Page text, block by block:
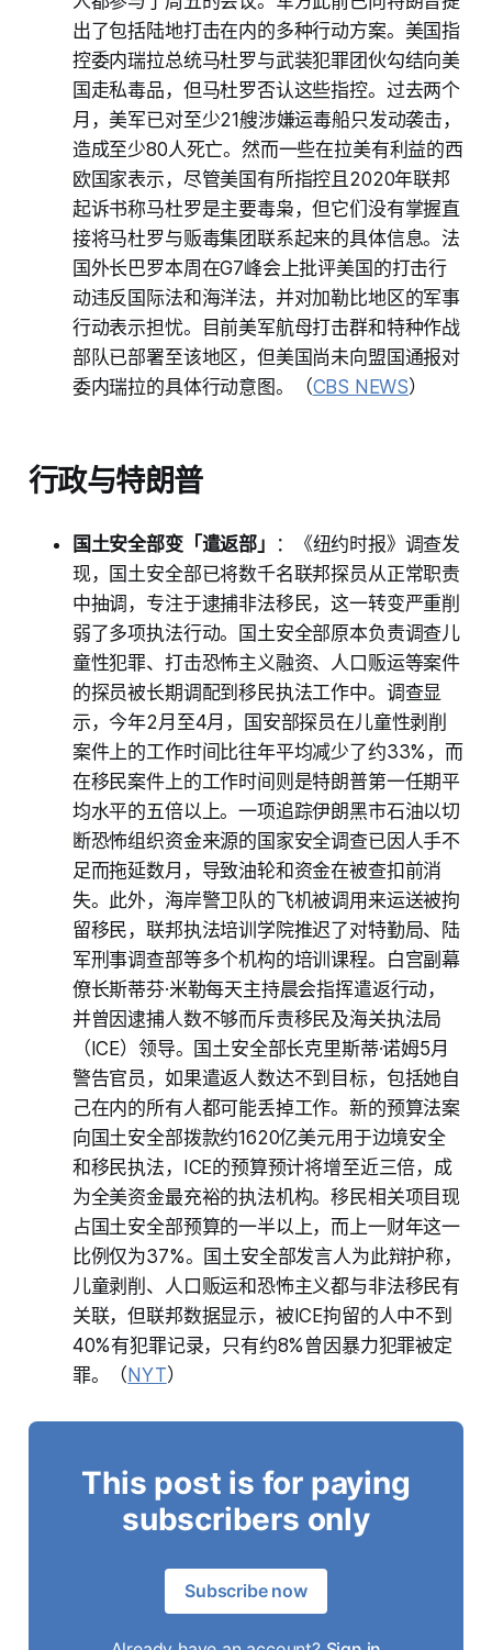
出了包括陆地打击在内的多种行动方案。美国指
控委内瑞拉总统马杜罗与武装犯罪团伙勾结向美
国走私毒品，但马杜罗否认这些指控。过去两个
月，美军已对至少21艘涉嫌运毒船只发动袭击，
造成至少80人死亡。然而一些在拉美有利益的西
欧国家表示，尽管美国有所指控且2020年联邦
起诉书称马杜罗是主要毒枭，但它们没有掌握直
接将马杜罗与贩毒集团联系起来的具体信息。法
国外长巴罗本周在G7峰会上批评美国的打击行
动违反国际法和海洋法，并对加勒比地区的军事
行动表示担忧。目前美军航母打击群和特种作战
部队已部署至该地区，但美国尚未向盟国通报对
委内瑞拉的具体行动意图。（CBS NEWS）
行政与特朗普
国土安全部变「遣返部」
：《纽约时报》调查发
现，国土安全部已将数千名联邦探员从正常职责
中抽调，专注于逮捕非法移民，这一转变严重削
弱了多项执法行动。国土安全部原本负责调查儿
童性犯罪、打击恐怖主义融资、人口贩运等案件
的探员被长期调配到移民执法工作中。调查显
示，今年2月至4月，国安部探员在儿童性剥削
案件上的工作时间比往年平均减少了约33%，而
在移民案件上的工作时间则是特朗普第一任期平
均水平的五倍以上。一项追踪伊朗黑市石油以切
断恐怖组织资金来源的国家安全调查已因人手不
足而拖延数月，导致油轮和资金在被查扣前消
失。此外，海岸警卫队的飞机被调用来运送被拘
留移民，联邦执法培训学院推迟了对特勤局、陆
军刑事调查部等多个机构的培训课程。白宫副幕
僚长斯蒂芬·米勒每天主持晨会指挥遣返行动，
并曾因逮捕人数不够而斥责移民及海关执法局
（ICE）领导。国土安全部长克里斯蒂·诺姆5月
警告官员，如果遣返人数达不到目标，包括她自
己在内的所有人都可能丢掉工作。新的预算法案
向国土安全部拨款约1620亿美元用于边境安全
和移民执法，ICE的预算预计将增至近三倍，成
为全美资金最充裕的执法机构。移民相关项目现
占国土安全部预算的一半以上，而上一财年这一
比例仅为37%。国土安全部发言人为此辩护称，
儿童剥削、人口贩运和恐怖主义都与非法移民有
关联，但联邦数据显示，被ICE拘留的人中不到
40%有犯罪记录，只有约8%曾因暴力犯罪被定
罪。（NYT）
This post is for paying
subscribers only
Subscribe now